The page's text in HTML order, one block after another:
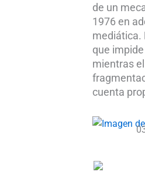
de un
1976 en
mediática.
que
mientras
cuenta